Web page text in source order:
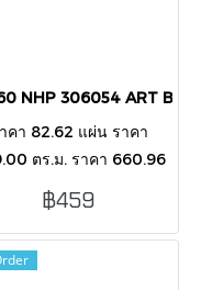
PINK GLOSSY
NHP 306054 ART
คา 82.62 แผ่น ราคา
ตร.ม. ราคา 660.96
บรรขุ 8 แผ่น/กล่อง/1.44
างเมตร กระเบื้องตกแต่ง
งภายนอก-ในอาคาร
฿459